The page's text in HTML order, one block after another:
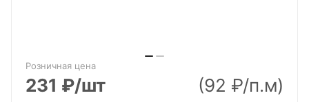
Розничная цена
231 ₽/шт (92 ₽/п.м)